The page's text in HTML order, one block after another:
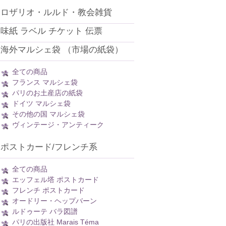
ロザリオ・ルルド・教会雑貨
味紙 ラベル チケット 伝票
海外マルシェ袋 （市場の紙袋）
全ての商品
フランス マルシェ袋
パリのお土産店の紙袋
ドイツ マルシェ袋
その他の国 マルシェ袋
ヴィンテージ・アンティーク
ポストカード/フレンチ系
全ての商品
エッフェル塔 ポストカード
フレンチ ポストカード
オードリー・ヘップバーン
ルドゥーテ バラ図譜
パリの出版社 Marais Téma